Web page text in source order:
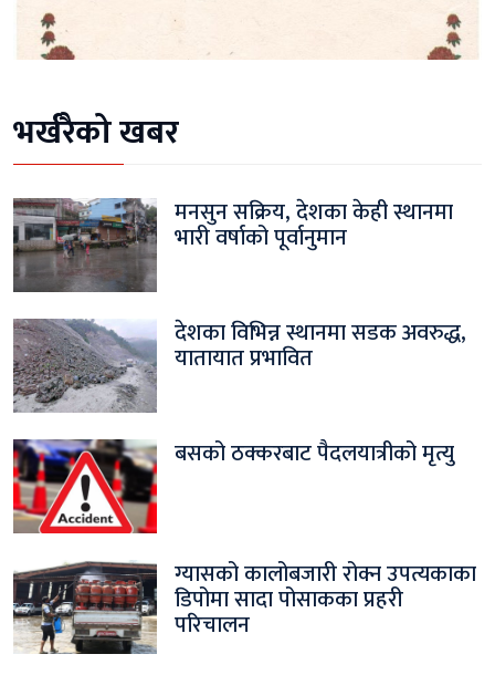
भर्खरैको खबर
मनसुन सक्रिय, देशका केही स्थानमा
भारी वर्षाको पूर्वानुमान
देशका विभिन्न स्थानमा सडक अवरुद्ध,
यातायात प्रभावित
बसको ठक्करबाट पैदलयात्रीको मृत्यु
ग्यासको कालोबजारी रोक्न उपत्यकाका
डिपोमा सादा पोसाकका प्रहरी
परिचालन